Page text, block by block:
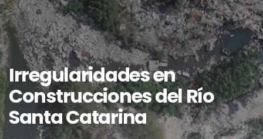
Irregularidades en
Construcciones del Río
Santa Catarina